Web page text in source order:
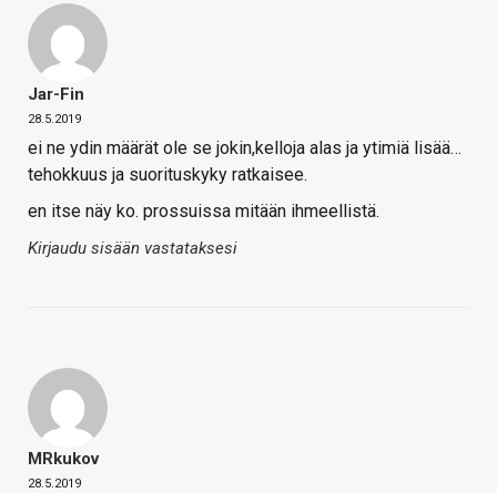
Jar-Fin
28.5.2019
ei ne ydin määrät ole se jokin,kelloja alas ja ytimiä lisää…
tehokkuus ja suorituskyky ratkaisee.
en itse näy ko. prossuissa mitään ihmeellistä.
Kirjaudu sisään vastataksesi
MRkukov
28.5.2019